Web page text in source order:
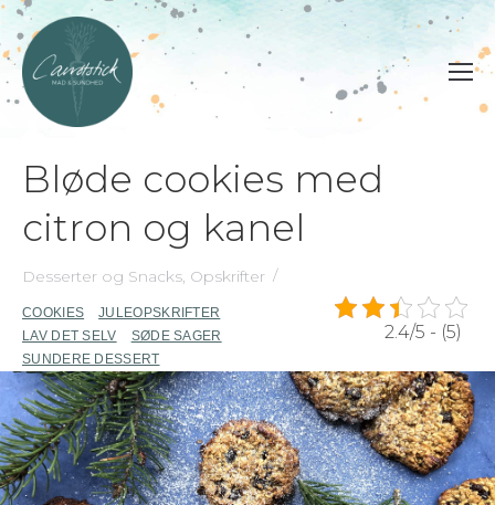
Bløde cookies med
citron og kanel
Desserter og Snacks, Opskrifter
COOKIES
JULEOPSKRIFTER
LAV DET SELV
SØDE SAGER
SUNDERE DESSERT
2.4/5 - (5)